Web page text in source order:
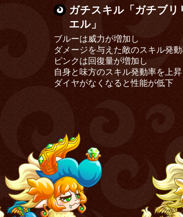
ガチスキル「ガチブリ
エル」
ブルーは威力が増加し
ダメージを与えた敵のスキル発
ピンクは回復量が増加し
自身と味方のスキル発動率を上
ダイヤがなくなると性能が低下